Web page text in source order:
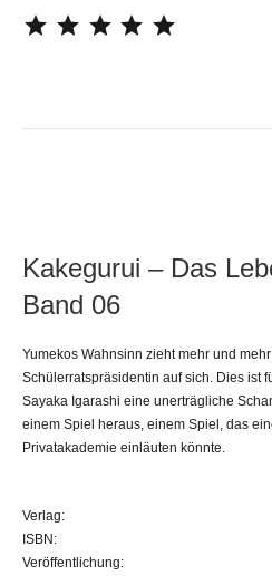
Kakegurui – Das
Band 06
Yumekos Wahnsinn zieht mehr und
Schülerratspräsidentin auf sich. Dies ist
Sayaka Igarashi eine unerträgliche
einem Spiel heraus, einem Spiel, das
Privatakademie einläuten könnte.
Verlag:
ISBN:
Veröffentlichung: